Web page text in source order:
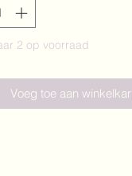
2 op voorraad
Voeg toe aan winkelkar